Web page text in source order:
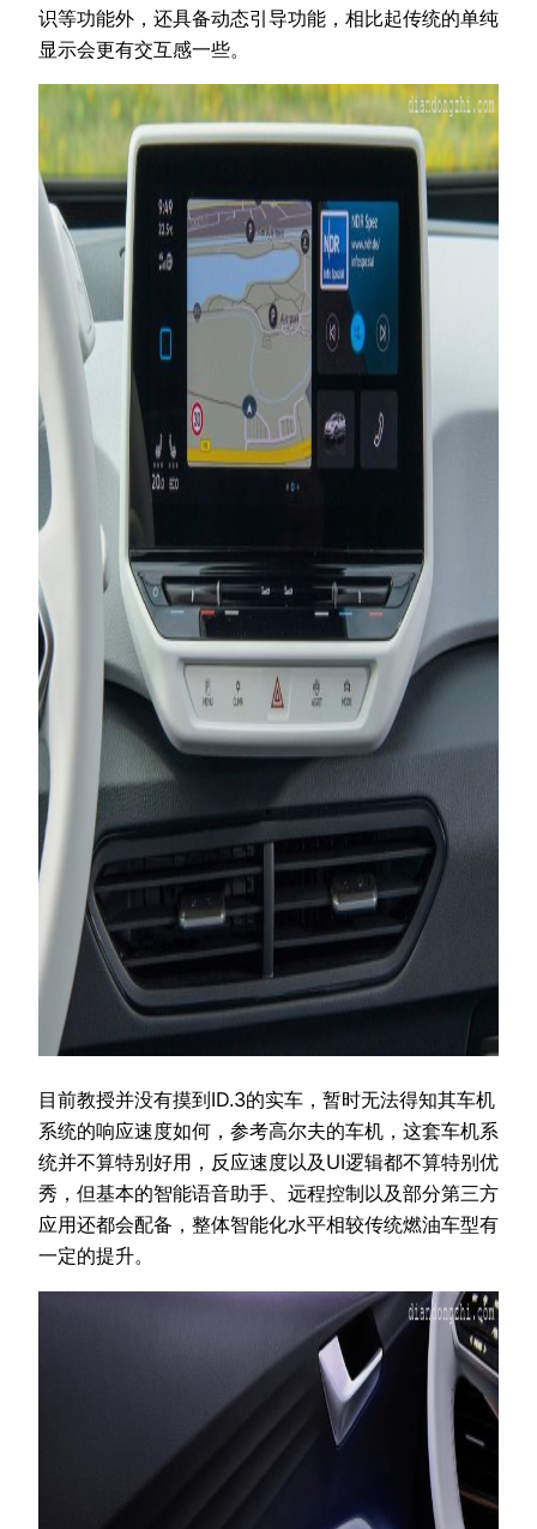
识等功能外，还具备动态引导功能，相比起传统的单纯
显示会更有交互感一些。
目前教授并没有摸到ID.3的实车，暂时无法得知其车机
系统的响应速度如何，参考高尔夫的车机，这套车机系
统并不算特别好用，反应速度以及UI逻辑都不算特别优
秀，但基本的智能语音助手、远程控制以及部分第三方
应用还都会配备，整体智能化水平相较传统燃油车型有
一定的提升。